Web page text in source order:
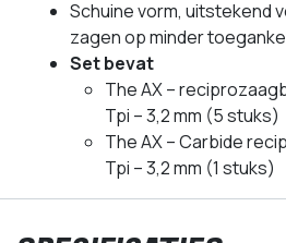
Schuine vorm, uitstekend
zagen op minder
Set bevat
The AX –
Tpi – 3,2 mm (5 stuks)
The AX – Carbide
Tpi – 3,2 mm (1 stuks)